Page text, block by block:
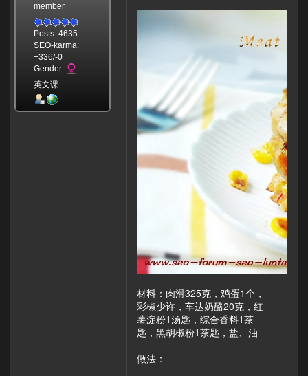
member
Posts: 4635
SEO-karma:
+336/-0
Gender:
英文课
材料：肉滑325克，鸡蛋1个，
彩椒少许，车达奶酪20克，红
薯淀粉1汤匙，综合香料1茶
匙，黑胡椒粉1茶匙，盐、油
做法：